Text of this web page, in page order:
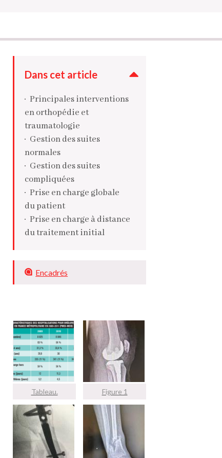
Dans cet article
Principales interventions
en orthopédie et
traumatologie
Gestion des suites
normales
Gestion des suites
compliquées
Prise en charge globale
du patient
Prise en charge à distance
du traitement initial
Encadrés
Tableau. Figure 1